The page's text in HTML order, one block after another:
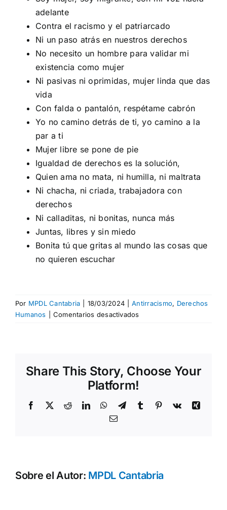
adelante
Contra el racismo y el patriarcado
Ni un paso atrás en nuestros derechos
No necesito un hombre para validar mi
existencia como mujer
Ni pasivas ni oprimidas, mujer linda que das
vida
Con falda o pantalón, respétame cabrón
Yo no camino detrás de ti, yo camino a la
par a ti
Mujer libre se pone de pie
Igualdad de derechos es la solución,
Quien ama no mata, ni humilla, ni maltrata
Ni chacha, ni criada, trabajadora con
derechos
Ni calladitas, ni bonitas, nunca más
Juntas, libres y sin miedo
Bonita tú que gritas al mundo las cosas que
no quieren escuchar
Por MPDL Cantabria 18/03/2024 Antirracismo, Derechos
Humanos
Comentarios desactivadosen
las
Share This Story, Choose Your
Platform!
Facebook
X RedditLinkedInWhatsApp
TelegramTumblr Pinterest
Vk
Xing
Correo
Sobre el Autor: MPDL Cantabria